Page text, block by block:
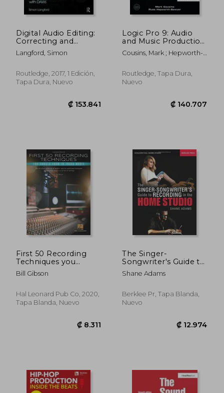
Digital Audio Editing:
Correcting and
Enhancing Audio in
Pro Tools, Logic Pro,
One (en Inglés)
Langford, Simon
Routledge, 2017, 1 Edición,
Tapa Dura, Nuevo
₡ 153.841
Logic Pro 9: Audio
and Music Production
(en Inglés)
Cousins, Mark ; Hepworth-
Routledge, Tapa Dura,
Nuevo
First 50 Recording
Techniques you
Should Know to Track
Music (en Inglés)
Bill Gibson
Hal Leonard Pub Co, 2020,
Tapa Blanda, Nuevo
The Singer-
Songwriter's Guide to
Recording in the
Home Studio
Studio)
Shane Adams
Berklee Pr, Tapa Blanda,
Nuevo